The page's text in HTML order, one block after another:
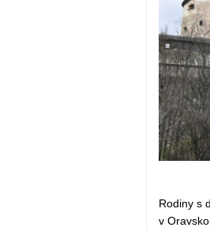
Rodiny s
v